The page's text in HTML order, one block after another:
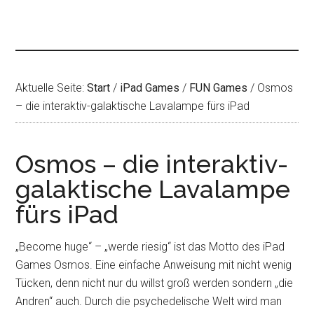
Aktuelle Seite:Start / iPad Games / FUN Games / Osmos
– die interaktiv-galaktische Lavalampe fürs iPad
Osmos – die interaktiv-
galaktische Lavalampe
fürs iPad
„Become huge“ – „werde riesig“ ist das Motto des iPad
Games Osmos. Eine einfache Anweisung mit nicht wenig
Tücken, denn nicht nur du willst groß werden sondern „die
Andren“ auch. Durch die psychedelische Welt wird man